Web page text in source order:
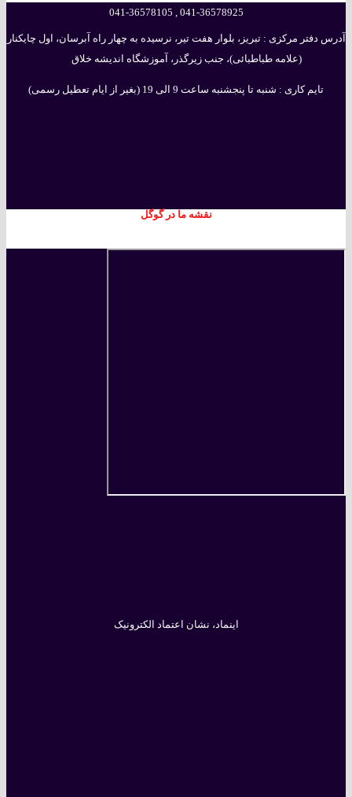
041-36578925 , 041-36578105
آدرس دفتر مرکزی : تبریز، بلوار هفت تیر، نرسیده به چهار راه آبرسان، اول چایکنار
(علامه طباطبائی)، جنب زیرگذر، آموزشگاه اندیشه خلاق
تایم کاری : شنبه تا پنجشنبه ساعت 9 الی 19 (بغیر از ایام تعطیل رسمی)
نقشه ما در گوگل
اینماد، نشان اعتماد الکترونیک